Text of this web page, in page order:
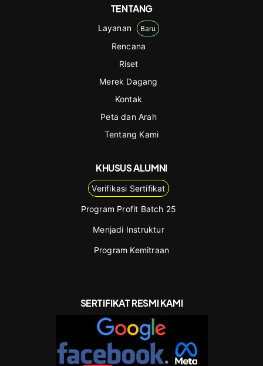
TENTANG
Layanan Baru
Rencana
Riset
Merek Dagang
Kontak
Peta dan Arah
Tentang Kami
KHUSUS ALUMNI
Verifikasi Sertifikat
Program Profit Batch 25
Menjadi Instruktur
Program Kemitraan
SERTIFIKAT RESMI KAMI